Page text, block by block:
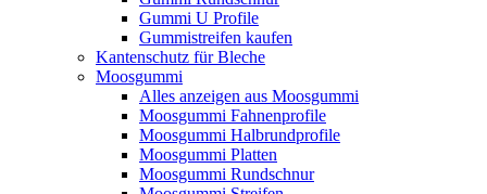
Gummi U Profile
Gummistreifen kaufen
Kantenschutz für Bleche
Moosgummi
Alles anzeigen aus Moosgummi
Moosgummi Fahnenprofile
Moosgummi Halbrundprofile
Moosgummi Platten
Moosgummi Rundschnur